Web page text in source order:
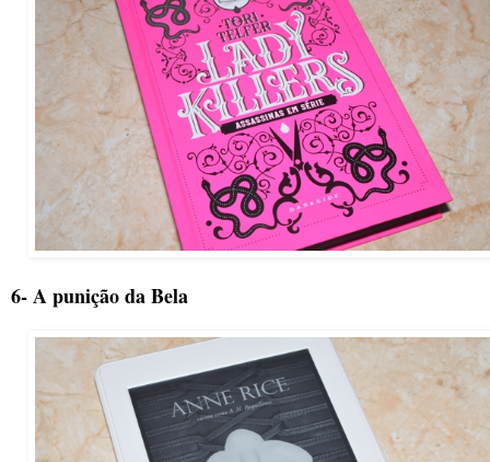
6- A punição da Bela